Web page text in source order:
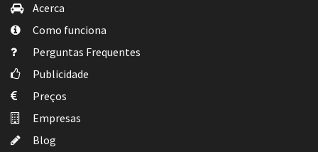
Acerca
Como funciona
Perguntas Frequentes
Publicidade
Preços
Empresas
Blog